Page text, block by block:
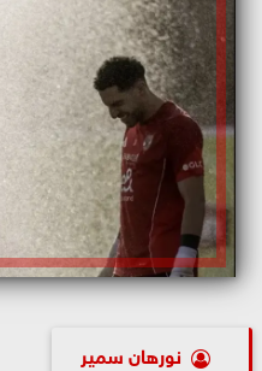
نورهان سمير